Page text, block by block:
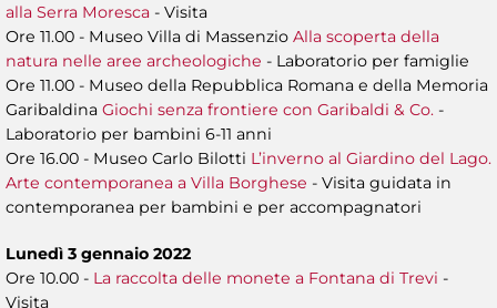
alla Serra Moresca - Visita
Ore 11.00 - Museo Villa di Massenzio Alla scoperta della
natura nelle aree archeologiche - Laboratorio per famiglie
Ore 11.00 - Museo della Repubblica Romana e della Memoria
Garibaldina Giochi senza frontiere con Garibaldi & Co. -
Laboratorio per bambini 6-11 anni
Ore 16.00 - Museo Carlo Bilotti L’inverno al Giardino del Lago.
Arte contemporanea a Villa Borghese - Visita guidata in
contemporanea per bambini e per accompagnatori
Lunedì 3 gennaio 2022
Ore 10.00 - La raccolta delle monete a Fontana di Trevi -
Visita